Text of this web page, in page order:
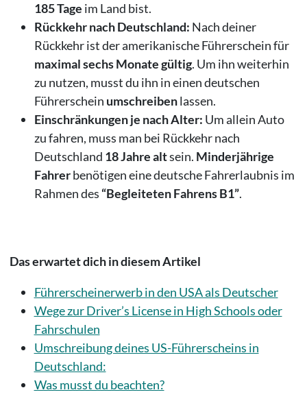
185 Tage im Land bist.
Rückkehr nach Deutschland: Nach deiner
Rückkehr ist der amerikanische Führerschein für
maximal sechs Monate gültig. Um ihn weiterhin
zu nutzen, musst du ihn in einen deutschen
Führerschein umschreibenlassen.
Einschränkungen je nach Alter: Um allein Auto
zu fahren, muss man bei Rückkehr nach
Deutschland 18 Jahre altsein. Minderjährige
Fahrerbenötigen eine deutsche Fahrerlaubnis im
Rahmen des “Begleiteten Fahrens B1”.
Das erwartet dich in diesem Artikel
Führerscheinerwerb in den USA als Deutscher
Wege zur Driver’s License in High Schools oder
Fahrschulen
Umschreibung deines US-Führerscheins in
Deutschland:
Was musst du beachten?